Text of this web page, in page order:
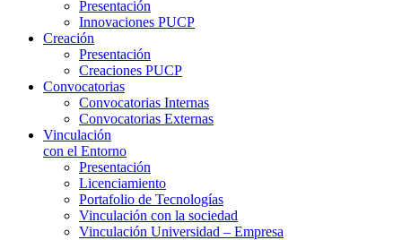
Presentación
Innovaciones PUCP
Creación
Presentación
Creaciones PUCP
Convocatorias
Convocatorias Internas
Convocatorias Externas
Vinculación
con el Entorno
Presentación
Licenciamiento
Portafolio de Tecnologías
Vinculación con la sociedad
Vinculación Universidad – Empresa